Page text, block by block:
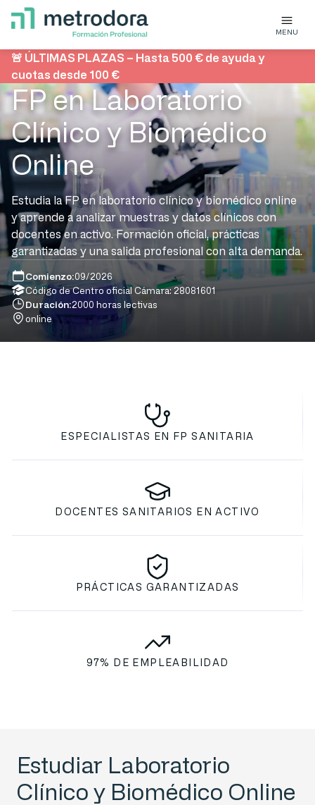
MENU
🚨 ÚLTIMAS PLAZAS – Hasta 500 € de ayuda y
cuotas desde 100 €
FP en Laboratorio
Clínico y Biomédico
Online
Estudia la FP en laboratorio clínico y biomédico online
y aprende a analizar muestras y datos clínicos con
docentes en activo. Formación oficial, prácticas
garantizadas y una salida profesional con alta demanda.
Comienzo:09/2026
Código de Centro oficial Cámara: 28081601
Duración:2000 horas lectivas
online
ESPECIALISTAS EN FP SANITARIA
DOCENTES SANITARIOS EN ACTIVO
PRÁCTICAS GARANTIZADAS
97% DE EMPLEABILIDAD
Estudiar Laboratorio
Clínico y Biomédico Online